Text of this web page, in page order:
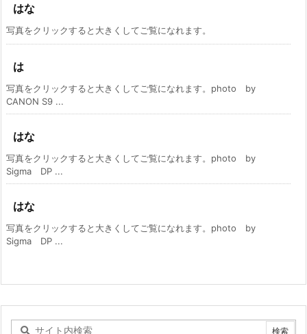
はな
写真をクリックすると大きくしてご覧になれます。
は
写真をクリックすると大きくしてご覧になれます。photo by
CANON S9 ...
はな
写真をクリックすると大きくしてご覧になれます。photo by
Sigma DP ...
はな
写真をクリックすると大きくしてご覧になれます。photo by
Sigma DP ...